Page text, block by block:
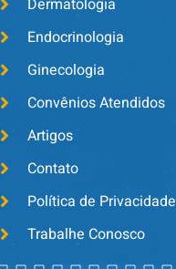
Endocrinologia
Ginecologia
Convênios Atendidos
Artigos
Contato
Política de Privacidade
Trabalhe Conosco